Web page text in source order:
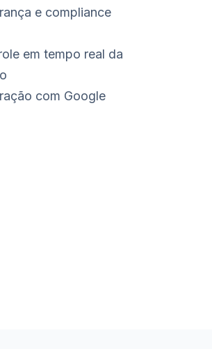
e compliance
em tempo real da
com Google